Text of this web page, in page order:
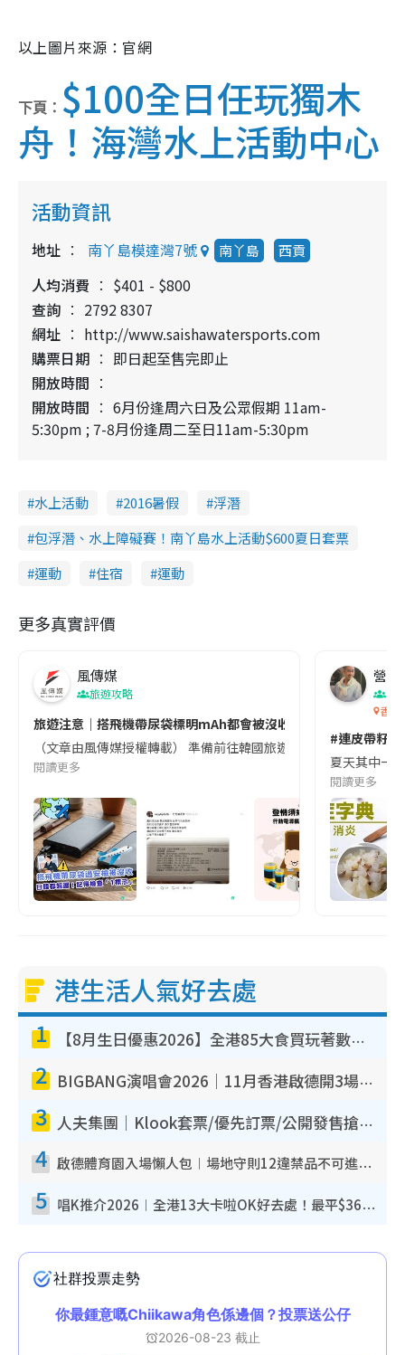
以上圖片來源：官網
下頁： $100全日任玩獨木
舟！海灣水上活動中心
活動資訊
地址 南丫島模達灣7號 南丫島 西貢
人均消費
$401 - $800
查詢
2792 8307
網址
http://www.saishawatersports.com
購票日期
即日起至售完即止
開放時間
開放時間
6月份逢周六日及公眾假期 11am-
5:30pm ; 7-8月份逢周二至日11am-5:30pm
水上活動 2016暑假
浮潛
包浮潛、水上障礙賽！南丫島水上活動$600夏日套票
運動
住宿 運動
更多真實評價
風傳媒
旅遊攻略
旅遊注意｜搭飛機帶尿袋標明mAh都會被沒收😱出發前切記檢查
（文章由風傳媒授權轉載） 準備前往韓國旅遊的民眾，近期要
閱讀更多
營養
香港
#連皮帶籽
夏天其中一
閱讀更多
港生活人氣好去處
1 【8月生日優惠2026】全港85大食買玩著數攻略 自助餐/火鍋放題同行免費＋誠品/DONKI送現金券
2 BIGBANG演唱會2026｜11月香港啟德開3場！實名制VIP申請、優先購票攻略
3 人夫集團｜Klook套票/優先訂票/公開發售搶飛攻略！附票價.購票連結.場地座位表
4 啟德體育園入場懶人包︱場地守則12違禁品不可進場准帶細水樽但全場禁樽蓋！應援牌有限制！
5 唱K推介2026︱全港13大卡啦OK好去處！最平$36起 日文K都有！(附地址+收費詳情)